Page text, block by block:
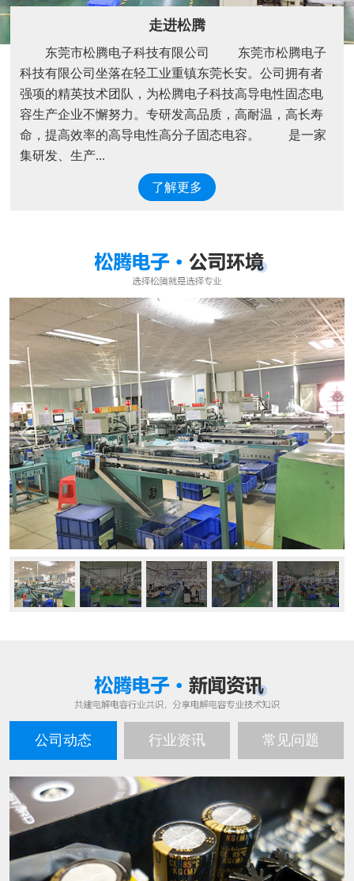
走进松腾
东莞市松腾电子科技有限公司 东莞市松腾电子
科技有限公司坐落在轻工业重镇东莞长安。公司拥有者
强项的精英技术团队，为松腾电子科技高导电性固态电
容生产企业不懈努力。专研发高品质，高耐温，高长寿
命，提高效率的高导电性高分子固态电容。 是一家
集研发、生产...
了解更多
公司动态 行业资讯 常见问题